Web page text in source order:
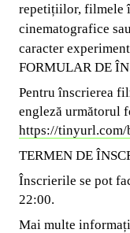
repetițiilor, filmele
cinematografice
caracter
FORMULAR DE
Pentru înscrierea
engleză următorul
https://
TERMEN DE
Înscrierile se pot
22:00.
Mai multe